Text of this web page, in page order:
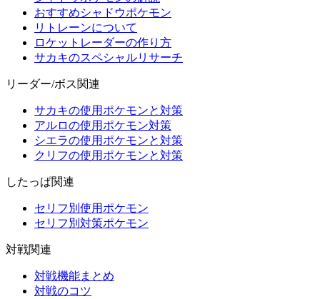
おすすめシャドウポケモン
リトレーンについて
ロケットレーダーの作り方
サカキのスペシャルリサーチ
リーダー/ボス関連
サカキの使用ポケモンと対策
アルロの使用ポケモン対策
シエラの使用ポケモンと対策
クリフの使用ポケモンと対策
したっぱ関連
セリフ別使用ポケモン
セリフ別対策ポケモン
対戦関連
対戦機能まとめ
対戦のコツ